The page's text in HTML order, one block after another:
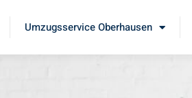
Umzugsservice Oberhausen